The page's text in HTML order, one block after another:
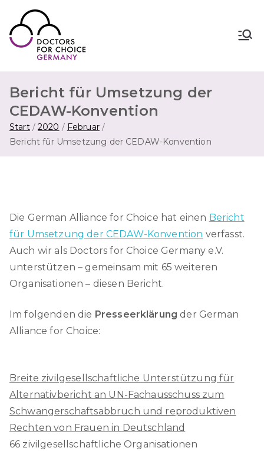
Inhalt
springen
Bericht für Umsetzung der
CEDAW-Konvention
Start 2020
Februar
Bericht für Umsetzung der CEDAW-Konvention
Die German Alliance for Choice hat einen Bericht
für Umsetzung der CEDAW-Konvention verfasst.
Auch wir als Doctors for Choice Germany e.V.
unterstützen – gemeinsam mit 65 weiteren
Organisationen – diesen Bericht.
Im folgenden die Presseerklärung der German
Alliance for Choice:
Breite zivilgesellschaftliche Unterstützung für
Alternativbericht an UN-Fachausschuss zum
Schwangerschaftsabbruch und reproduktiven
Rechten von Frauen in Deutschland
66 zivilgesellschaftliche Organisationen